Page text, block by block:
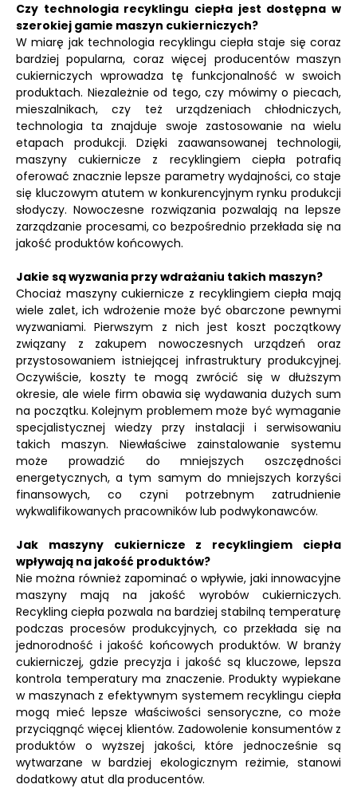
Czy technologia recyklingu ciepła jest dostępna w
szerokiej gamie maszyn cukierniczych?
W miarę jak technologia recyklingu ciepła staje się coraz
bardziej popularna, coraz więcej producentów maszyn
cukierniczych wprowadza tę funkcjonalność w swoich
produktach. Niezależnie od tego, czy mówimy o piecach,
mieszalnikach, czy też urządzeniach chłodniczych,
technologia ta znajduje swoje zastosowanie na wielu
etapach produkcji. Dzięki zaawansowanej technologii,
maszyny cukiernicze z recyklingiem ciepła potrafią
oferować znacznie lepsze parametry wydajności, co staje
się kluczowym atutem w konkurencyjnym rynku produkcji
słodyczy. Nowoczesne rozwiązania pozwalają na lepsze
zarządzanie procesami, co bezpośrednio przekłada się na
jakość produktów końcowych.
Jakie są wyzwania przy wdrażaniu takich maszyn?
Chociaż maszyny cukiernicze z recyklingiem ciepła mają
wiele zalet, ich wdrożenie może być obarczone pewnymi
wyzwaniami. Pierwszym z nich jest koszt początkowy
związany z zakupem nowoczesnych urządzeń oraz
przystosowaniem istniejącej infrastruktury produkcyjnej.
Oczywiście, koszty te mogą zwrócić się w dłuższym
okresie, ale wiele firm obawia się wydawania dużych sum
na początku. Kolejnym problemem może być wymaganie
specjalistycznej wiedzy przy instalacji i serwisowaniu
takich maszyn. Niewłaściwe zainstalowanie systemu
może prowadzić do mniejszych oszczędności
energetycznych, a tym samym do mniejszych korzyści
finansowych, co czyni potrzebnym zatrudnienie
wykwalifikowanych pracowników lub podwykonawców.
Jak maszyny cukiernicze z recyklingiem ciepła
wpływają na jakość produktów?
Nie można również zapominać o wpływie, jaki innowacyjne
maszyny mają na jakość wyrobów cukierniczych.
Recykling ciepła pozwala na bardziej stabilną temperaturę
podczas procesów produkcyjnych, co przekłada się na
jednorodność i jakość końcowych produktów. W branży
cukierniczej, gdzie precyzja i jakość są kluczowe, lepsza
kontrola temperatury ma znaczenie. Produkty wypiekane
w maszynach z efektywnym systemem recyklingu ciepła
mogą mieć lepsze właściwości sensoryczne, co może
przyciągnąć więcej klientów. Zadowolenie konsumentów z
produktów o wyższej jakości, które jednocześnie są
wytwarzane w bardziej ekologicznym reżimie, stanowi
dodatkowy atut dla producentów.